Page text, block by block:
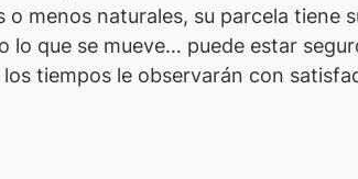
menos naturales, su parcela tiene
que se mueve… puede estar
tiempos le observarán con